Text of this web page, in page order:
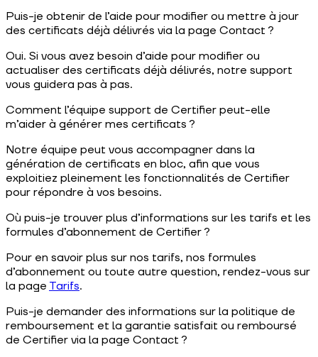
Puis-je obtenir de l’aide pour modifier ou mettre à jour
des certificats déjà délivrés via la page Contact ?
Oui. Si vous avez besoin d’aide pour modifier ou
actualiser des certificats déjà délivrés, notre support
vous guidera pas à pas.
Comment l’équipe support de Certifier peut-elle
m’aider à générer mes certificats ?
Notre équipe peut vous accompagner dans la
génération de certificats en bloc, afin que vous
exploitiez pleinement les fonctionnalités de Certifier
pour répondre à vos besoins.
Où puis-je trouver plus d’informations sur les tarifs et les
formules d’abonnement de Certifier ?
Pour en savoir plus sur nos tarifs, nos formules
d’abonnement ou toute autre question, rendez-vous sur
la page Tarifs.
Puis-je demander des informations sur la politique de
remboursement et la garantie satisfait ou remboursé
de Certifier via la page Contact ?